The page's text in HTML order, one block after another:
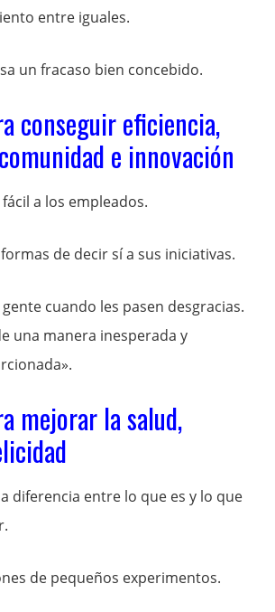
entre iguales.
un fracaso bien concebido.
conseguir eficiencia,
e innovación
fácil a los empleados.
de decir sí a sus iniciativas.
cuando les pasen desgracias.
una manera inesperada y
mejorar la salud,
diferencia entre lo que es y lo que
de pequeños experimentos.